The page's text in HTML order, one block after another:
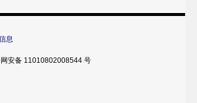
息
安备 11010802008544 号